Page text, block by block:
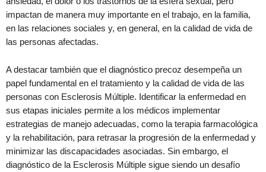
impactan de manera muy importante en el trabajo, en la familia,
en las relaciones sociales y, en general, en la calidad de vida de
las personas afectadas.
A destacar también que el diagnóstico precoz desempeña un
papel fundamental en el tratamiento y la calidad de vida de las
personas con Esclerosis Múltiple. Identificar la enfermedad en
sus etapas iniciales permite a los médicos implementar
estrategias de manejo adecuadas, como la terapia farmacológica
y la rehabilitación, para retrasar la progresión de la enfermedad y
minimizar las discapacidades asociadas. Sin embargo, el
diagnóstico de la Esclerosis Múltiple sigue siendo un desafío